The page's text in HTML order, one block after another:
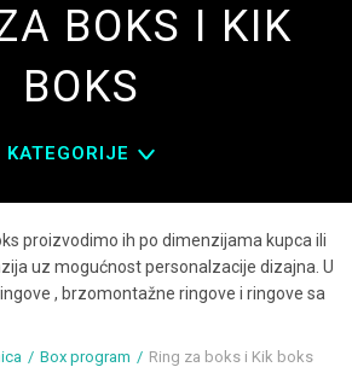
BOKS I KIK
BOKS
KATEGORIJE
proizvodimo ih po dimenzijama kupca ili
uz mogućnost personalzacije dizajna. U
, brzomontažne ringove i ringove sa
Box program Ring za boks i Kik boks